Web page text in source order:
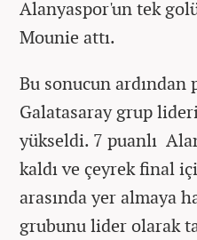
Alanyaspor'un tek
Mounie attı.
Bu sonucun ardından
Galatasaray grup
yükseldi. 7 puanlı
kaldı ve çeyrek final
arasında yer almaya
grubunu lider olarak